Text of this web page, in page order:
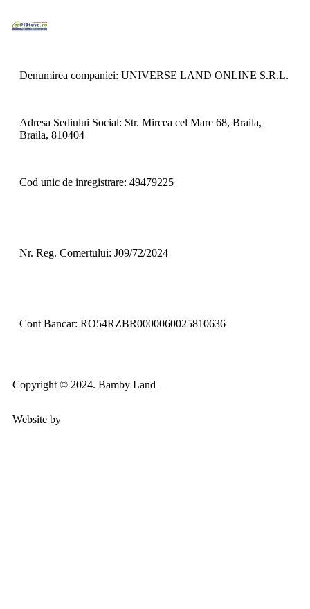
Denumirea companiei: UNIVERSE LAND ONLINE S.R.L.
Adresa Sediului Social: Str. Mircea cel Mare 68, Braila,
Braila, 810404
Cod unic de inregistrare: 49479225
Nr. Reg. Comertului: J09/72/2024
Cont Bancar: RO54RZBR0000060025810636
Copyright © 2024. Bamby Land
Website by